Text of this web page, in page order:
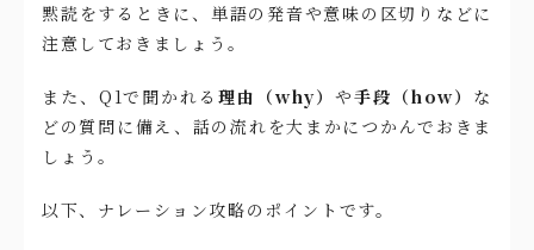
黙読をするときに、単語の発音や意味の区切りなどに
注意しておきましょう。
また、Q1で聞かれる理由（why）や手段（how） な
どの質問に備え、話の流れを大まかにつかんでおきま
しょう。
以下、ナレーション攻略のポイントです。